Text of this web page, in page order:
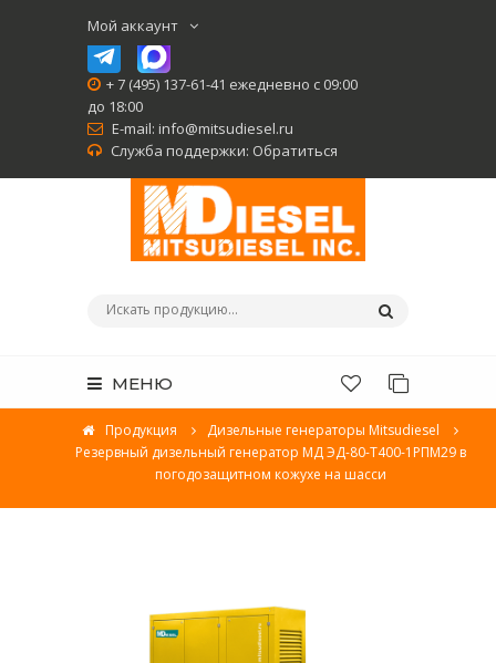
Мой аккаунт
+ 7 (495) 137-61-41 ежедневно с 09:00
до 18:00
E-mail: info@mitsudiesel.ru
Служба поддержки: Обратиться
МЕНЮ
Продукция
Дизельные генераторы Mitsudiesel
Резервный дизельный генератор МД ЭД-80-Т400-1РПМ29 в
погодозащитном кожухе на шасси